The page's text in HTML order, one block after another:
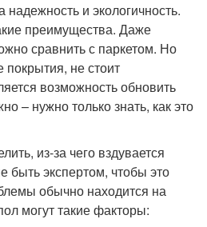
надежность и экологичность.
преимущества. Даже
сравнить с паркетом. Но
не стоит
возможность обновить
– нужно только знать, как это
из-за чего вздувается
быть экспертом, чтобы это
обычно находится на
могут такие факторы: